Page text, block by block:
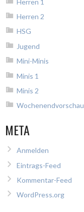
Herren 2
HSG
Jugend
Mini-Minis
Minis 1
Minis 2
Wochenendvorschau
META
Anmelden
Eintrags-Feed
Kommentar-Feed
WordPress.org